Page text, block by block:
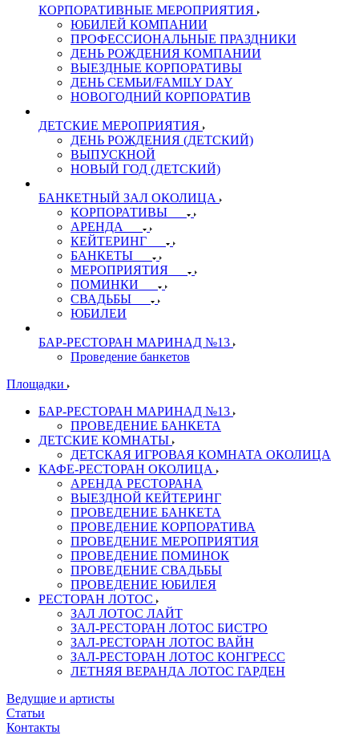
КОРПОРАТИВНЫЕ МЕРОПРИЯТИЯ
ЮБИЛЕЙ КОМПАНИИ
ПРОФЕССИОНАЛЬНЫЕ ПРАЗДНИКИ
ДЕНЬ РОЖДЕНИЯ КОМПАНИИ
ВЫЕЗДНЫЕ КОРПОРАТИВЫ
ДЕНЬ СЕМЬИ/FAMILY DAY
НОВОГОДНИЙ КОРПОРАТИВ
ДЕТСКИЕ МЕРОПРИЯТИЯ
ДЕНЬ РОЖДЕНИЯ (ДЕТСКИЙ)
ВЫПУСКНОЙ
НОВЫЙ ГОД (ДЕТСКИЙ)
БАНКЕТНЫЙ ЗАЛ ОКОЛИЦА
КОРПОРАТИВЫ
АРЕНДА
КЕЙТЕРИНГ
БАНКЕТЫ
МЕРОПРИЯТИЯ
ПОМИНКИ
СВАДЬБЫ
ЮБИЛЕИ
БАР-РЕСТОРАН МАРИНАД №13
Проведение банкетов
Площадки
БАР-РЕСТОРАН МАРИНАД №13
ПРОВЕДЕНИЕ БАНКЕТА
ДЕТСКИЕ КОМНАТЫ
ДЕТСКАЯ ИГРОВАЯ КОМНАТА ОКОЛИЦА
КАФЕ-РЕСТОРАН ОКОЛИЦА
АРЕНДА РЕСТОРАНА
ВЫЕЗДНОЙ КЕЙТЕРИНГ
ПРОВЕДЕНИЕ БАНКЕТА
ПРОВЕДЕНИЕ КОРПОРАТИВА
ПРОВЕДЕНИЕ МЕРОПРИЯТИЯ
ПРОВЕДЕНИЕ ПОМИНОК
ПРОВЕДЕНИЕ СВАДЬБЫ
ПРОВЕДЕНИЕ ЮБИЛЕЯ
РЕСТОРАН ЛОТОС
ЗАЛ ЛОТОС ЛАЙТ
ЗАЛ-РЕСТОРАН ЛОТОС БИСТРО
ЗАЛ-РЕСТОРАН ЛОТОС ВАЙН
ЗАЛ-РЕСТОРАН ЛОТОС КОНГРЕСС
ЛЕТНЯЯ ВЕРАНДА ЛОТОС ГАРДЕН
Ведущие и артисты
Статьи
Контакты